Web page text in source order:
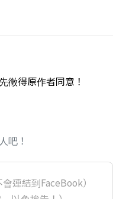
徵得原作者同意！
吧！
會連結到FaceBook）